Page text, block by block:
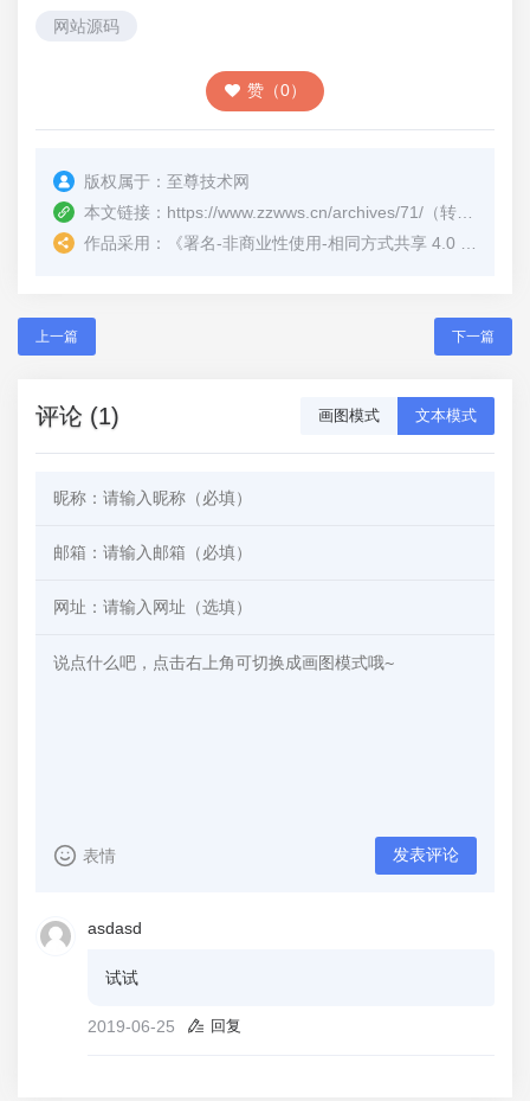
网站源码
赞（0）
版权属于： 至尊技术网
本文链接： https://www.zzwws.cn/archives/71/ （转载时请注明本文出处及文章链接）
作品采用：
《署名-非商业性使用-相同方式共享 4.0 国际 (CC BY-NC-SA 4.0)
上一篇 下一篇
评论 (1) 画图模式 文本模式
表情 发表评论
asdasd
试试
2019-06-25 回复